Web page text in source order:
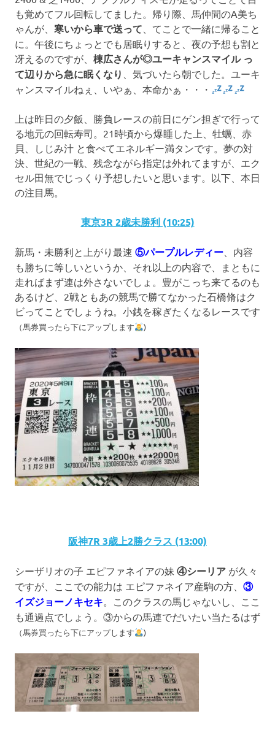
も覚めてフル回転してました。帰り際、馬仲間のA美ち
ゃんが、 寒いから車で送って 、てことで一緒に帰ること
に。午後にちょっとでも居眠りすると、夜の予想も割と
冴えるのですが、 棟広さんが◎ユーキャンスマイル っ
て辺りから急に眠くなり
、気づいたら朝でした。ユーキ
ャンスマイルねぇ、いやぁ、本命かぁ・・・
上は昨日の夕飯、勝負レースの前日にゲン担ぎで行って
る地元の回転寿司。21時頃から爆睡した上、牡蠣、赤
貝、しじみ汁 と食べてエネルギー満タンです。夢の対
決、世紀の一戦、残念ながら指定は外れてますが、エク
セル田無でじっくり予想したいと思います。以下、本日
の注目馬。
東京3R 2歳未勝利 (10:25)
新馬・未勝利と上がり最速 ⑤パープルレディー 、内容
も勝ちに等しいというか、それ以上の内容で、まともに
走ればまず連は外さないでしょ。豊がこっち来てるのも
あるけど、2戦ともあの競馬で勝てなかった石橋脩はク
ビってことでしょうね。小銭を稼ぎたくなるレースです
（馬券買ったら下にアップします )
阪神7R 3歳上2勝クラス (13:00)
シーザリオの子 エピファネイアの妹 ④シーリア が久々
ですが、ここでの能力は エピファネイア産駒の方、 ③
イズジョーノキセキ。このクラスの馬じゃないし、ここ
も通過点でしょう。③からの馬連でだいたい当たるはず
（馬券買ったら下にアップします )